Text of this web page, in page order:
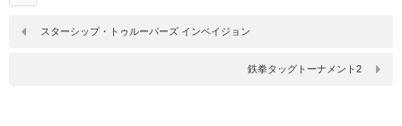
スターシップ・トゥルーパーズ インベイジョン
鉄拳タッグトーナメント2